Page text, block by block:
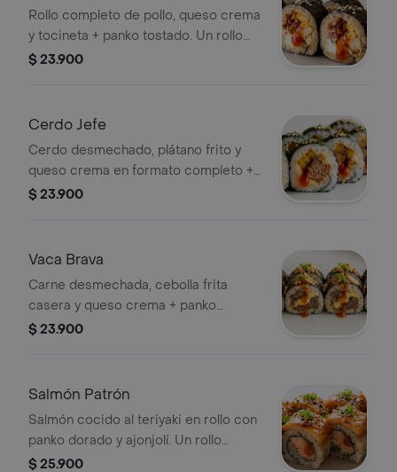
Rollo completo de pollo, queso crema
y tocineta + panko tostado. Un rollo
entero de sabor.Un rollo entero de
$ 23.900
Cerdo Jefe
Cerdo desmechado, plátano frito y
queso crema en formato completo +
panko. Un rollo entero de sabor.
$ 23.900
Vaca Brava
Carne desmechada, cebolla frita
casera y queso crema + panko
dorado. Un rollo entero de sabor.Un
$ 23.900
Salmón Patrón
Salmón cocido al teriyaki en rollo con
panko dorado y ajonjolí. Un rollo
entero de sabor.
$ 25.900